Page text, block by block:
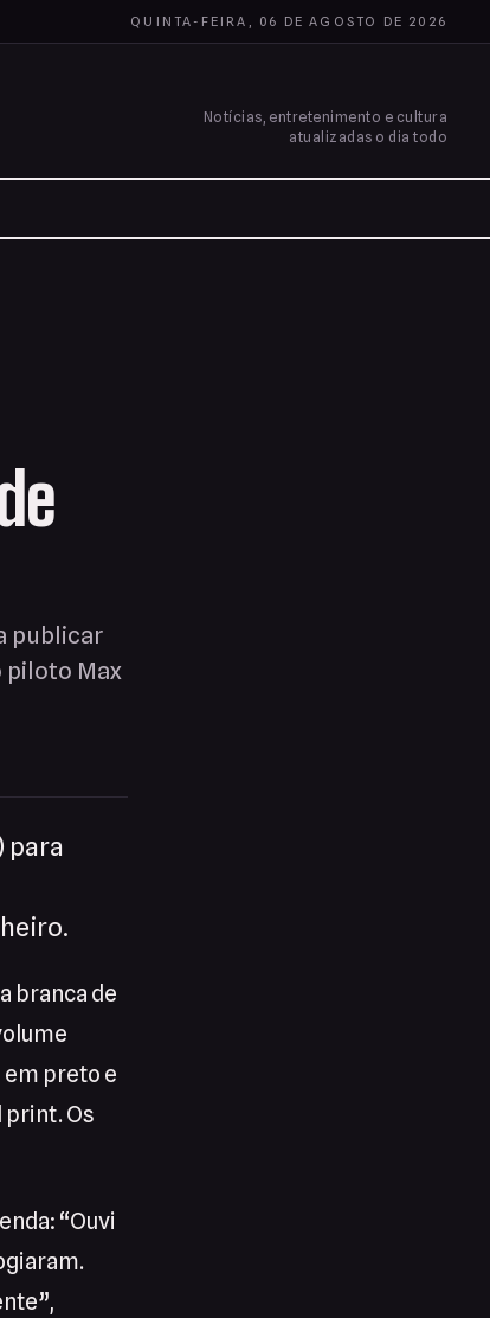
QUINTA-FEIRA, 06 DE AGOSTO DE 2026
Notícias, entretenimento e cultura
atualizadas o dia todo
publicar
piloto Max
para
branca de
em preto e
print. Os
“Ouvi